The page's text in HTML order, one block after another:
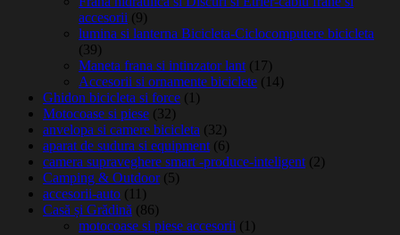
accesorii (9)
lumina si lanterna Bicicleta-Ciclocomputere bicicleta
(39)
Maneta frana si intinzator lant (17)
Accesorii si ornamente biciclete (14)
Ghidon bicicleta si force (1)
Motocoase si piese (32)
anvelopa si camere bicicleta (32)
aparat de sudura si equipment (6)
camera supraveghere smart -produce-inteligent (2)
Camping & Outdoor (5)
accesorii-auto (11)
Casă și Grădină (86)
motocoase si piese accesorii (1)